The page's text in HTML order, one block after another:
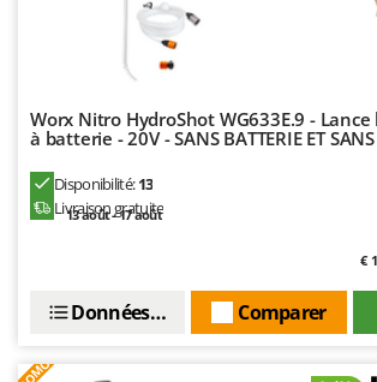
Worx Nitro HydroShot WG633E.9 -
à batterie - 20V - SANS BATTERIE ET
Disponibilité:13
Livraison gratuite
13 août - 17 août
€
Comparer
Données techniques